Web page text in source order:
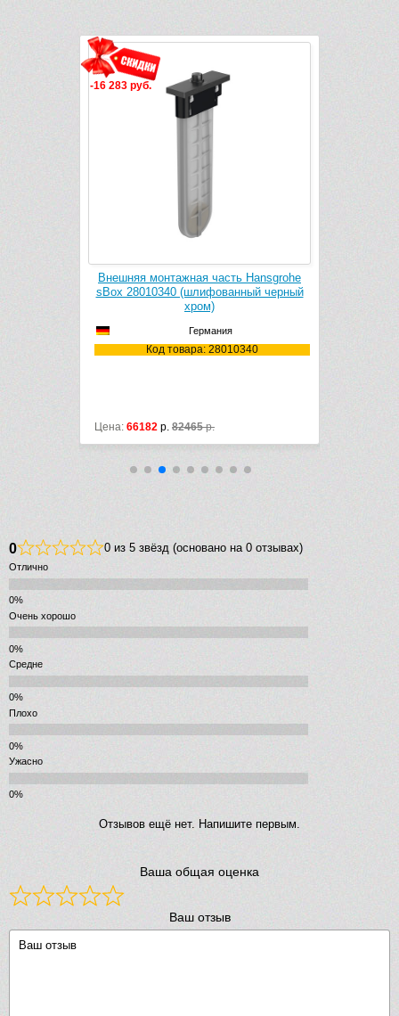
-16 283 руб.
Внешняя монтажная часть Hansgrohe
sBox 28010340 (шлифованный черный
хром)
Германия
Код товара: 28010340
Цена: 66182 р. 82465р.
Внешняя
0 0 из 5 звёзд (основано на 0 отзывах)
Отлично
Очень хорошо
Средне
Плохо
Ужасно
Отзывов ещё нет. Напишите первым.
Ваша общая оценка
Ваш отзыв